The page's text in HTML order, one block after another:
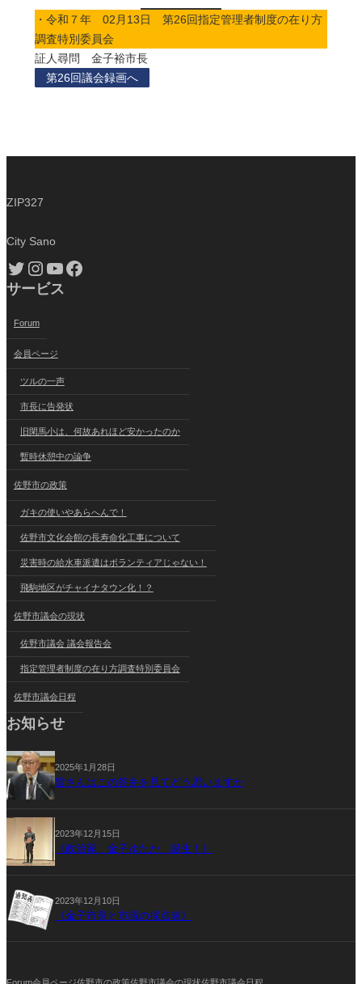
・令和７年 02月13日 第26回指定管理者制度の在り方
調査特別委員会
証人尋問 金子裕市長
第26回議会録画へ
ZIP327
City Sano
Twitter Instagram YouTube Facebook
サービス
Forum
会員ページ
ツルの一声
市長に告発状
旧閑馬小は、何故あれほど安かったのか
暫時休憩中の論争
佐野市の政策
ガキの使いやあらへんで！
佐野市文化会館の長寿命化工事について
災害時の給水車派遣はボランティアじゃない！
飛駒地区がチャイナタウン化！？
佐野市議会の現状
佐野市議会 議会報告会
指定管理者制度の在り方調査特別委員会
佐野市議会日程
お知らせ
2025年1月28日
皆さんはこの答弁を見てどう思いますか
2023年12月15日
《政治家 金子ゆたか 誕生！》
2023年12月10日
《金子市長と市議の採点表》